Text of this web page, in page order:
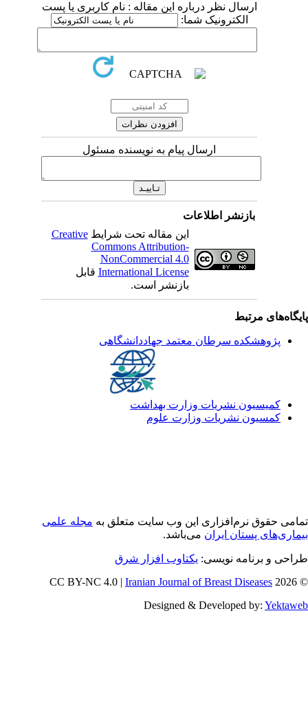
ارسال نظر درباره این مقاله : نام کاربری یا پست
الکترونیک شما:
ارسال پیام به نویسنده مسئول
بازنشر اطلاعات
این مقاله تحت شرایطCreative
Commons Attribution-
NonCommercial 4.0
International Licenseقابل
بازنشر است.
مرتبط
پژوهشکده سرطان معتمد جهاددانشگاهی
کمیسیون نشریات وزارت بهداشت
کمسیون نشریات وزارت علوم
حقوق نرم‌افزاری اين وب سایت متعلق بهمجله علمی
پستان ایران می‌باشد.
و برنامه نویسی: یکتاوب افزار شرق
©
Iranian Journal of Breast Diseases
Designed & Developed by: